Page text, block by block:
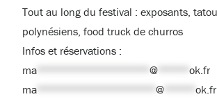
Tout au long du festival : exposants,
polynésiens, food truck de churros
Infos et réservations :
ma ******************@ *****ok.fr
ma *******************@ *****ok.fr